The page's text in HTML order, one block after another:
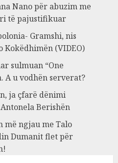
Nano për abuzim me
të pajustifikuar
Gramshi, nis
Kokëdhimën (VIDEO)
sulmuan “One
A u vodhën serverat?
ja çfarë dënimi
Berishën
më ngjau me Talo
Dumanit flet për